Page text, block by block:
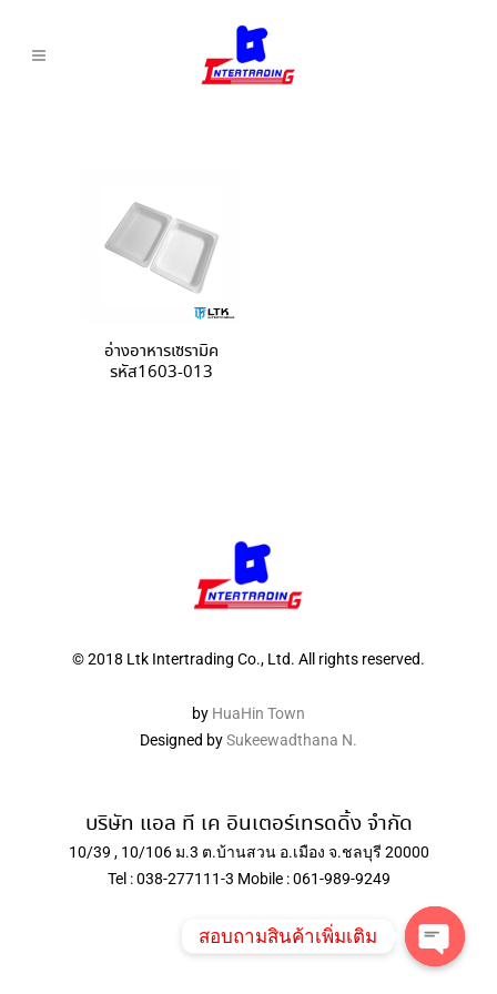
อ่างอาหารเซรามิค
รหัส1603-013
© 2018 Ltk Intertrading Co., Ltd. All rights reserved.
by HuaHin Town
Designed bySukeewadthana N.
บริษัท แอล ที เค อินเตอร์เทรดดิ้ง จำกัด
10/39 , 10/106 ม.3 ต.บ้านสวน อ.เมือง จ.ชลบุรี 20000
Tel : 038-277111-3 Mobile : 061-989-9249
สอบถามสินค้าเพิ่มเติม
Open